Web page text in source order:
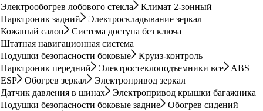
Электрообогрев лобового стекла
Климат 2-зонный
Парктроник задний
Электроскладывание зеркал
Кожаный салон
Система доступа без ключа
Штатная навигационная система
Подушки безопасности боковые
Круиз-контроль
Парктроник передний
Электростеклоподъемники все
ABS
ESP
Обогрев зеркал
Электропривод зеркал
Датчик давления в шинах
Электропривод крышки багажника
Подушки безопасности боковые задние
Обогрев сидений